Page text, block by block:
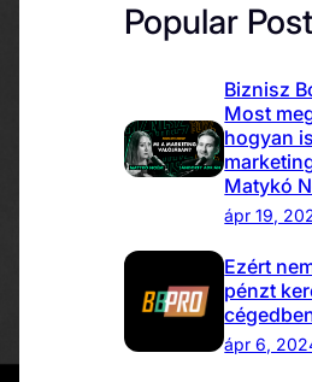
Popular
Biznisz
Most
hogyan
Matykó
ápr 19,
Ezért
pénzt
ápr 6,